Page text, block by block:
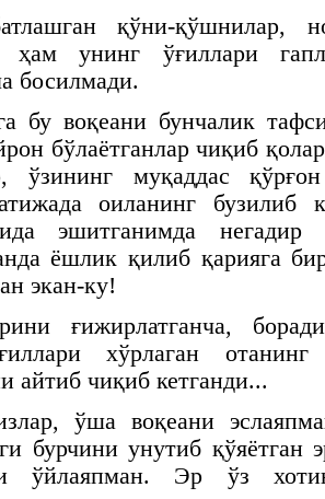
қўни-қўшнилар,
ҳам унинг ўғиллари
босилмади.
бу воқеани бунчалик
бўлаётганлар чиқиб
ўзининг муқаддас
оиланинг бузилиб
эшитганимда
ёшлик қилиб қарияга
экан-ку!
ғижирлатганча,
хўрлаган отанинг
айтиб чиқиб кетганди...
ўша воқеани
бурчини унутиб қўяётган
ўйлаяпман. Эр ўз